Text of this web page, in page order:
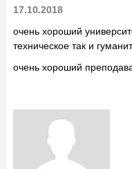
17.10.2018
очень хороший
техническое так и
очень хороший